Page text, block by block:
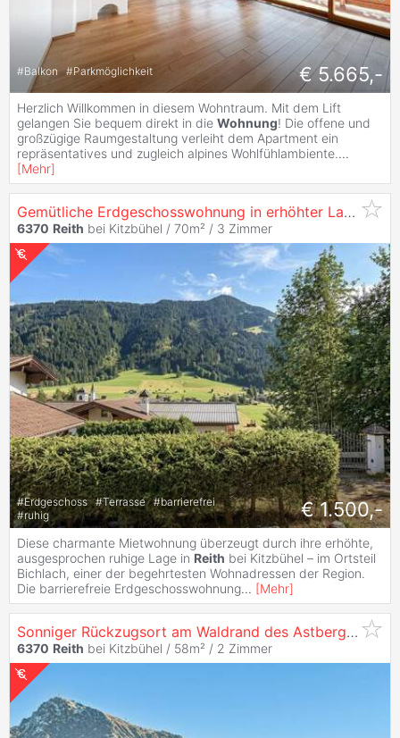
#Balkon #Parkmöglichkeit € 5.665,-
Herzlich Willkommen in diesem Wohntraum. Mit dem Lift
gelangen Sie bequem direkt in die Wohnung! Die offene und
großzügige Raumgestaltung verleiht dem Apartment ein
repräsentatives und zugleich alpines Wohlfühlambiente....
[Mehr]
Gemütliche Erdgeschosswohnung in erhöhter Lage (06579)
6370 Reith bei Kitzbühel / 70m² / 3 Zimmer
#Erdgeschoss #Terrasse #barrierefrei
#ruhig € 1.500,-
Diese charmante Mietwohnung überzeugt durch ihre erhöhte,
ausgesprochen ruhige Lage in Reith bei Kitzbühel – im Ortsteil
Bichlach, einer der begehrtesten Wohnadressen der Region.
Die barrierefreie Erdgeschosswohnung... [Mehr]
Sonniger Rückzugsort am Waldrand des Astberges (06555)
6370 Reith bei Kitzbühel / 58m² / 2 Zimmer